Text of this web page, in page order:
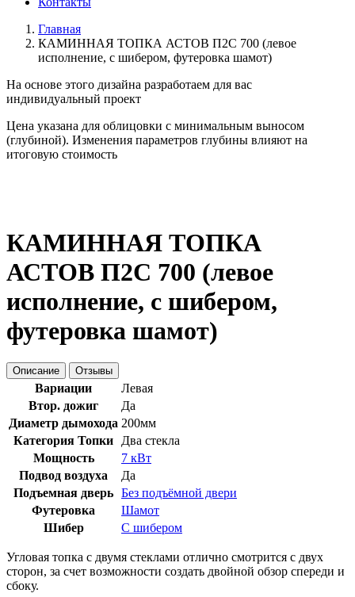
Главная
КАМИННАЯ ТОПКА АСТОВ П2С 700 (левое
исполнение, с шибером, футеровка шамот)
На основе этого дизайна разработаем для вас
индивидуальный проект
Цена указана для облицовки с минимальным выносом
(глубиной). Изменения параметров глубины влияют на
итоговую стоимость
КАМИННАЯ ТОПКА
АСТОВ П2С 700 (левое
исполнение, с шибером,
футеровка шамот)
Описание Отзывы
Вариации
Левая
Втор. дожиг
Да
Диаметр дымохода 200мм
Категория Топки
Два стекла
Мощность
7 кВт
Подвод воздуха
Да
Подъемная дверь Без подъёмной двери
Футеровка
Шамот
Шибер
С шибером
Угловая топка с двумя стеклами отлично смотрится с двух
сторон, за счет возможности создать двойной обзор спереди и
сбоку.